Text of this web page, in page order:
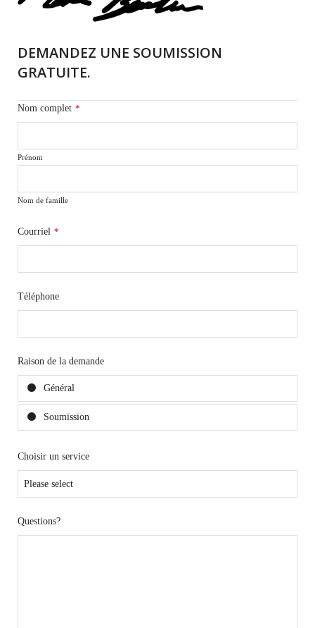
DEMANDEZ UNE SOUMISSION
GRATUITE.
Nom complet *
Prénom
Nom de famille
Courriel *
Téléphone
Raison de la demande
Général
Soumission
Choisir un service
Questions?